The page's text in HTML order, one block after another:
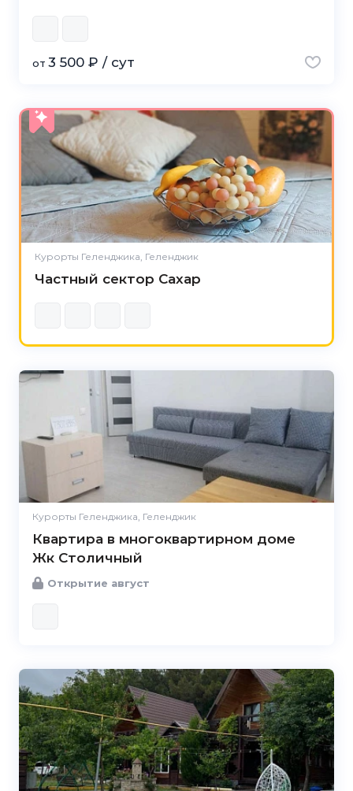
от 3 500 ₽ / сут
Курорты Геленджика, Геленджик
Частный сектор Сахар
Курорты Геленджика, Геленджик
Квартира в многоквартирном доме
Жк Столичный
Открытие август